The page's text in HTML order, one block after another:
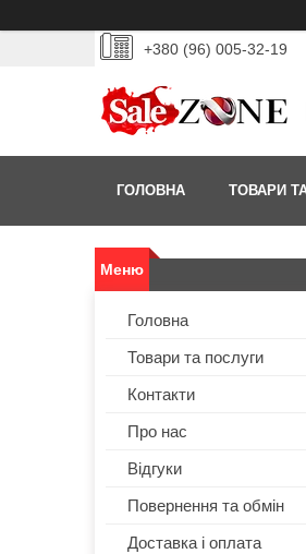
+380 (96) 005-32-19
ГОЛОВНА ТОВАРИ
Головна
Товари та послуги
Контакти
Про нас
Відгуки
Повернення та обмін
Доставка і оплата